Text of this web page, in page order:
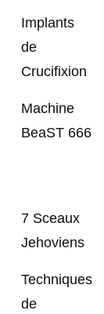
Implants
de
Crucifixion
Machine
BeaST 666
7 Sceaux
Jehoviens
Techniques
de